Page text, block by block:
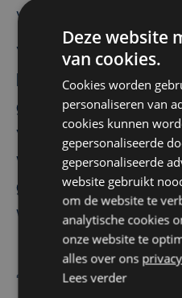
verwacht.
Volgens
loodemissies ruim
van gevoelige
woonzorgcentra is er
geen merkbare
worden als
Bart CoopmanCelien
Deze website
van cookies.
Cookies worden
personaliseren van
cookies kunnen
gepersonaliseerde
gepersonaliseerde
website gebruikt
om de website te
analytische cookies
onze website te
alles over ons
Lees verder